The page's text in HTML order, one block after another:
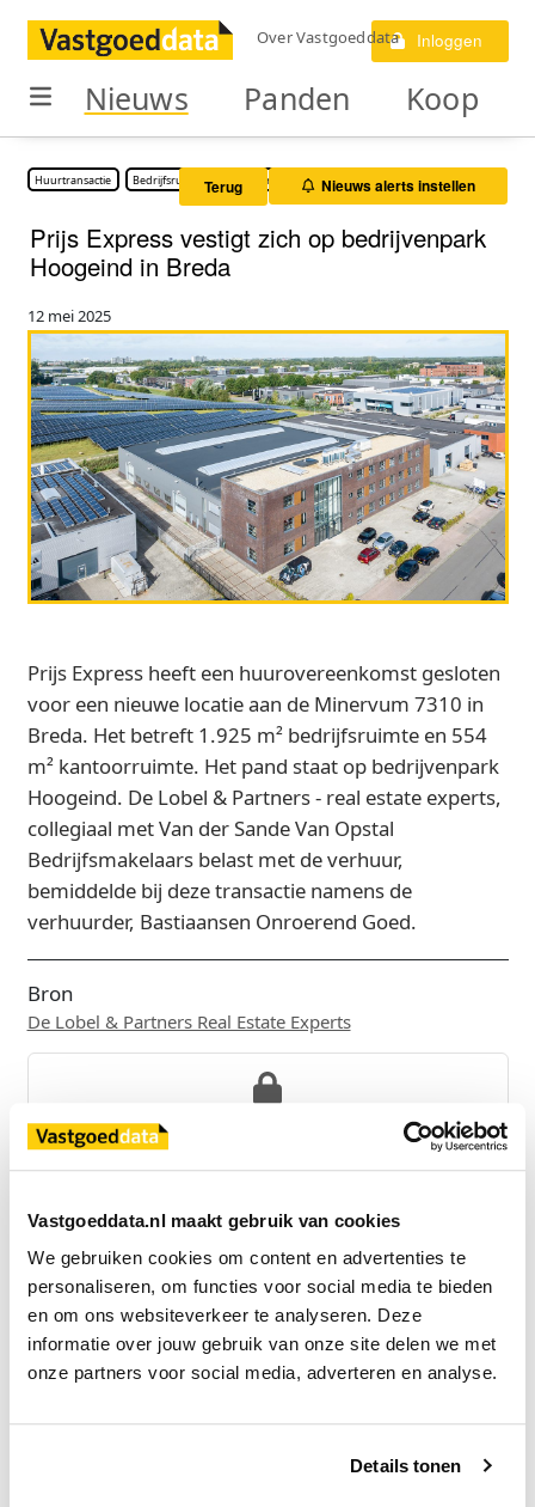
Vastgoeddata.nl maakt gebruik van cookies
We gebruiken cookies om content en advertenties te
personaliseren, om functies voor social media te bieden
en om ons websiteverkeer te analyseren. Deze
informatie over jouw gebruik van onze site delen we met
onze partners voor social media, adverteren en analyse.
Details tonen
Over Vastgoeddata Inloggen
Nieuws Panden Koop
Huurtransactie Bedrijfsruimte Kantoorruimte
Terug Nieuws alerts instellen
Prijs Express vestigt zich op bedrijvenpark
Hoogeind in Breda
12 mei 2025
Prijs Express heeft een huurovereenkomst gesloten
voor een nieuwe locatie aan de Minervum 7310 in
Breda. Het betreft 1.925 m² bedrijfsruimte en 554
m² kantoorruimte. Het pand staat op bedrijvenpark
Hoogeind. De Lobel & Partners - real estate experts,
collegiaal met Van der Sande Van Opstal
Bedrijfsmakelaars belast met de verhuur,
bemiddelde bij deze transactie namens de
verhuurder, Bastiaansen Onroerend Goed.
Bron
De Lobel & Partners Real Estate Experts
Exclusief voor licentiehouders
Zie direct welke partijen en panden betrokken zijn bij dit nieuws.
Vastgoeddata.
Vraag een demo aan
Terug
Gerelateerde nieuwsberichten